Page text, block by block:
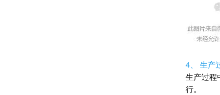
4、 生产
生产过程
行。